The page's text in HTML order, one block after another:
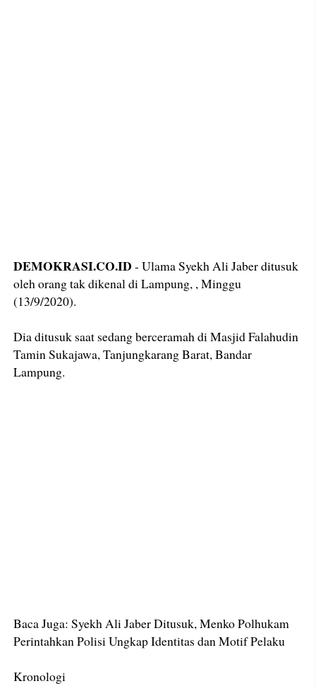
DEMOKRASI.CO.ID - Ulama Syekh Ali Jaber ditusuk
oleh orang tak dikenal di Lampung, , Minggu
(13/9/2020).
Dia ditusuk saat sedang berceramah di Masjid Falahudin
Tamin Sukajawa, Tanjungkarang Barat, Bandar
Lampung.
Baca Juga: Syekh Ali Jaber Ditusuk, Menko Polhukam
Perintahkan Polisi Ungkap Identitas dan Motif Pelaku
Kronologi